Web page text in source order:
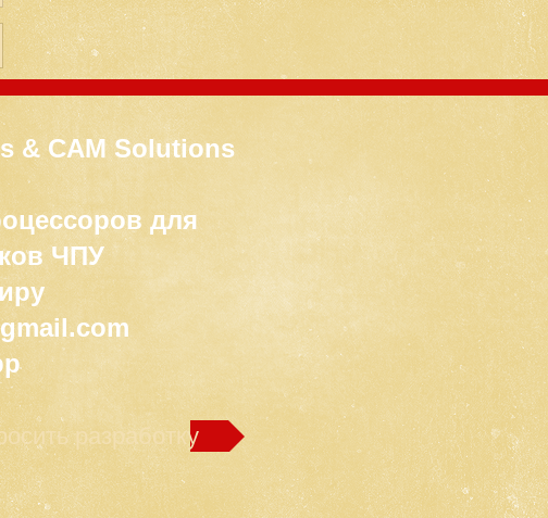
& CAM Solutions
для
ЧПУ
разработку